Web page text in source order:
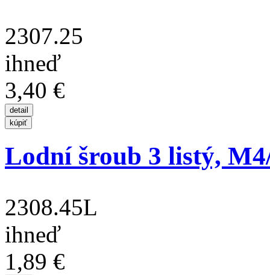
2307.25
ihneď
3,40 €
Lodní šroub 3 listý,
2308.45L
ihneď
1,89 €